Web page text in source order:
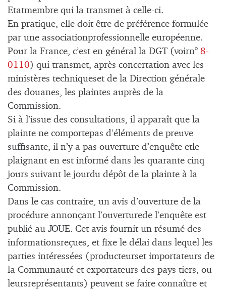
Etatmembre qui la transmet à celle-ci.
En pratique, elle doit être de préférence formulée
par une associationprofessionnelle européenne.
Pour la France, c’est en général la DGT (voirn° 8-
0110) qui transmet, après concertation avec les
ministères techniqueset de la Direction générale
des douanes, les plaintes auprès de la
Commission.
Si à l’issue des consultations, il apparaît que la
plainte ne comportepas d’éléments de preuve
suffisante, il n’y a pas ouverture d’enquête etle
plaignant en est informé dans les quarante cinq
jours suivant le jourdu dépôt de la plainte à la
Commission.
Dans le cas contraire, un avis d’ouverture de la
procédure annonçant l’ouverturede l’enquête est
publié au JOUE. Cet avis fournit un résumé des
informationsreçues, et fixe le délai dans lequel les
parties intéressées (producteurset importateurs de
la Communauté et exportateurs des pays tiers, ou
leursreprésentants) peuvent se faire connaître et